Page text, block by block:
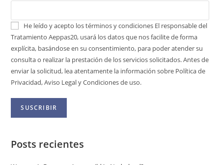
He leído y acepto los términos y condiciones El responsable del
Tratamiento Aeppas20, usará los datos que nos facilite de forma
explícita, basándose en su consentimiento, para poder atender su
consulta o realizar la prestación de los servicios solicitados. Antes de
enviar la solicitud, lea atentamente la información sobre Política de
Privacidad, Aviso Legal y Condiciones de uso.
Posts recientes